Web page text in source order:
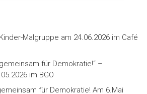
Malgruppe am 24.06.2026 im Café
für Demokratie!“ –
im BGO
für Demokratie! Am 6.Mai